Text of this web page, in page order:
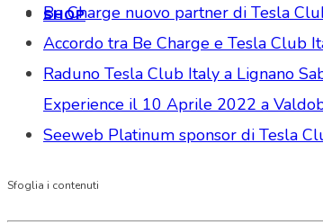
SHOP
Be Charge nuovo partner di Tesla
Accordo tra Be Charge e Tesla Club
Raduno Tesla Club Italy a Lignano
Experience il 10 Aprile 2022 a
Seeweb Platinum sponsor di Tesla
Sfoglia i contenuti